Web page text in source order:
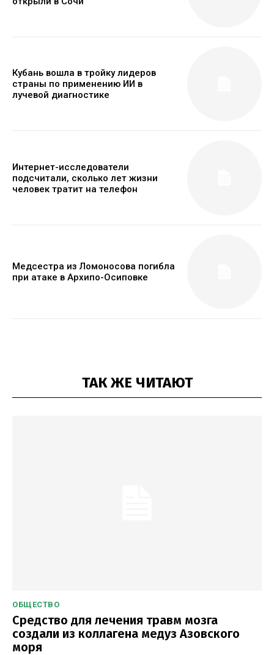
Кубань вошла в тройку лидеров
страны по применению ИИ в
лучевой диагностике
Интернет-исследователи
подсчитали, сколько лет жизни
человек тратит на телефон
Медсестра из Ломоносова погибла
при атаке в Архипо-Осиповке
ТАК ЖЕ ЧИТАЮТ
ОБЩЕСТВО
Средство для лечения травм мозга
создали из коллагена медуз Азовского
моря